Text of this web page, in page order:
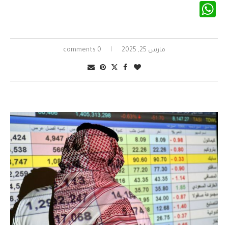
مارس 25, 2025 0 comments